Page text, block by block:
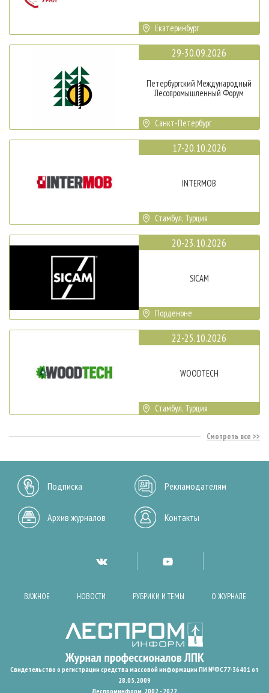
Екатеринбург
29-30.09.2026
Петербургский Международный
Лесопромышленный Форум
Санкт-Петербург
17-20.10.2026
INTERMOB
Стамбул, Турция
20-23.10.2026
SICAM
Порденоне
22-25.10.2026
WOODTECH
Стамбул, Турция
Смотреть все
Подписка Рекламодателям
Архив журналов Контакты
ВАЖНОЕ НОВОСТИ РУБРИКИ И ТЕМЫ О ЖУРНАЛЕ
Свидетельство о регистрации средства массовой информации ПИ №ФС77-36401 от
28.05.2009
Леспроминформ. 2002 - 2022